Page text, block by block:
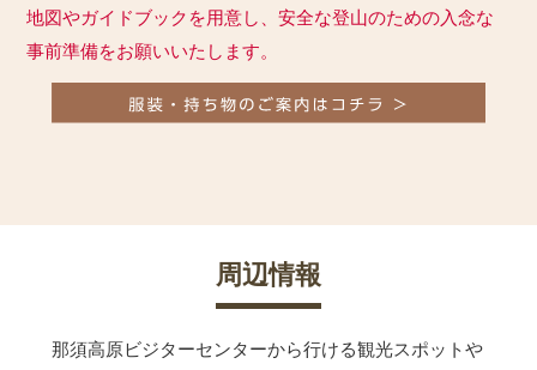
地図やガイドブックを用意し、安全な登山のための入念な
事前準備をお願いいたします。
周辺情報
那須高原ビジターセンターから行ける観光スポットや